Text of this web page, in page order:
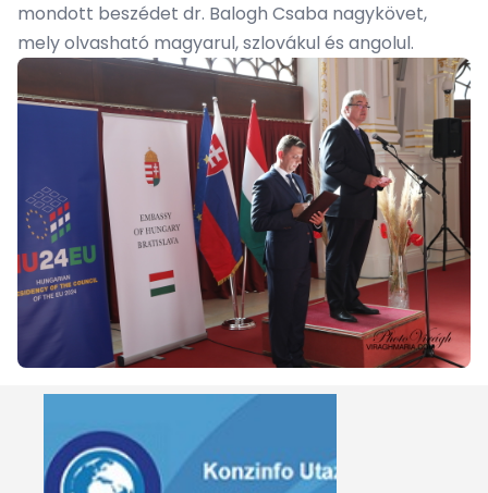
mondott beszédet dr. Balogh Csaba nagykövet,
mely olvasható magyarul,szlovákul és angolul.